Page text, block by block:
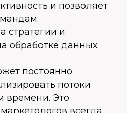
и позволяет
стратегии и
обработке данных.
постоянно
потоки
времени. Это